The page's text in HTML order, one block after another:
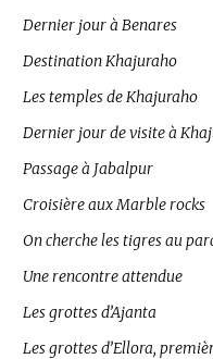
Dernier jour à Benares
Destination Khajuraho
Les temples de Khajuraho
Dernier jour de visite à
Passage à Jabalpur
Croisière aux Marble rocks
On cherche les tigres au
Une rencontre attendue
Les grottes d’Ajanta
Les grottes d’Ellora,